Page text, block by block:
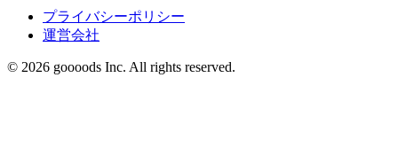
プライバシーポリシー
運営会社
© 2026 goooods Inc. All rights reserved.